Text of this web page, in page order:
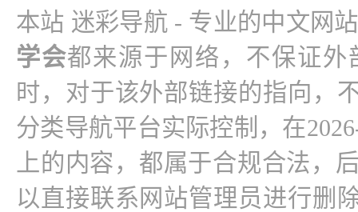
本站 迷彩导航 - 专业的中文网
学会都来源于网络，不保证
时，对于该外部链接的指向，
分类导航平台实际控制，在
上的内容，都属于合规合法，
以直接联系网站管理员进行删